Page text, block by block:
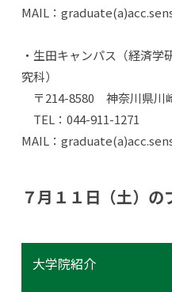
MAIL：
・生田キャンパス（経済
究科）
〒214-8580 神奈川県川
TEL：044-911-1271
MAIL：
７月１１日（土）の
大学院紹介